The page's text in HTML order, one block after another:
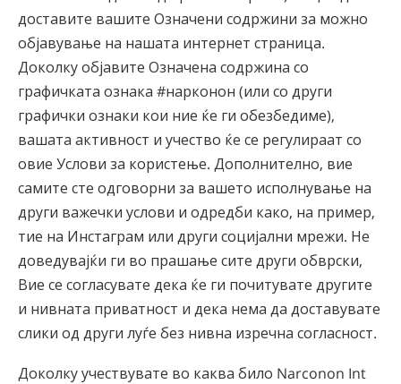
доставите вашите Означени содржини за можно
објавување на нашата интернет страница.
Доколку објавите Означена содржина со
графичката ознака #нарконон (или со други
графички ознаки кои ние ќе ги обезбедиме),
вашата активност и учество ќе се регулираат со
овие Услови за користење. Дополнително, вие
самите сте одговорни за вашето исполнување на
други важечки услови и одредби како, на пример,
тие на Инстаграм или други социјални мрежи. Не
доведувајќи ги во прашање сите други обврски,
Вие се согласувате дека ќе ги почитувате другите
и нивната приватност и дека нема да доставувате
слики од други луѓе без нивна изречна согласност.
Доколку учествувате во каква било Narconon Int